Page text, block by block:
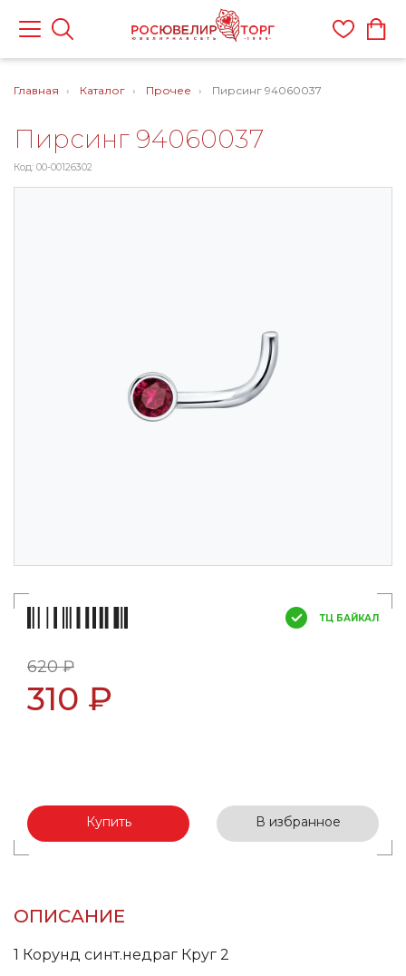
Главная Каталог Прочее Пирсинг 94060037
Пирсинг 94060037
Код: 00-00126302
ТЦ БАЙКАЛ
620 ₽
310 ₽
Купить В избранное
ОПИСАНИЕ
1 Корунд синт.недраг Круг 2